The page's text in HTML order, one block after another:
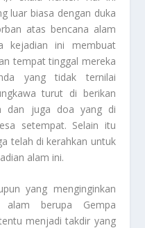
luar biasa dengan duka
atas bencana alam
kejadian ini membuat
tempat tinggal mereka
yang tidak ternilai
turut di berikan
dan juga doa yang di
setempat. Selain itu
telah di kerahkan untuk
alam ini.
yang menginginkan
alam berupa Gempa
menjadi takdir yang